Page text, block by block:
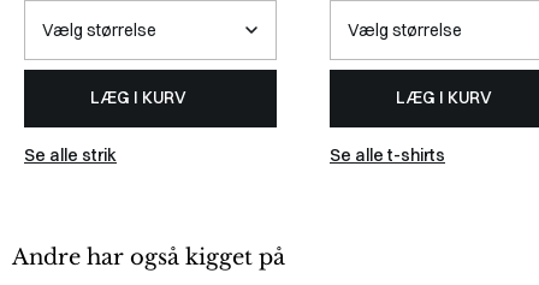
LÆG I KURV
Se alle strik
LÆG I KURV
Se alle t-shirts
Andre har også kigget på